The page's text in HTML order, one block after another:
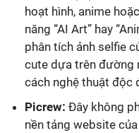
hoạt hình, anime
năng “AI Art” hay
phân tích ảnh selfie
cute dựa trên đường
cách nghệ thuật độc
Picrew: Đây không
nền tảng website